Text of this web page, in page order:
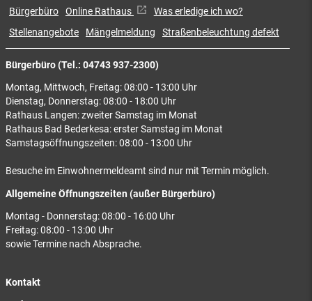
Bürgerbüro (Tel.: 04743 937-2300)
Montag, Mittwoch, Freitag: 08:00 - 13:00 Uhr
Dienstag, Donnerstag: 08:00 - 18:00 Uhr
Rathaus Langen: zweiter Samstag im Monat
Rathaus Bad Bederkesa: erster Samstag im Monat
Samstagsöffnungszeiten: 08:00 - 13:00 Uhr
Besuche im Einwohnermeldeamt sind nur mit Termin möglich.
Allgemeine Öffnungszeiten (außer Bürgerbüro)
Montag - Donnerstag: 08:00 - 16:00 Uhr
Freitag: 08:00 - 13:00 Uhr
sowie Termine nach Absprache.
Kontakt
Bürgerbüro Online Rathaus
Was erledige ich wo?
Stellenangebote
Mängelmeldung Straßenbeleuchtung defekt